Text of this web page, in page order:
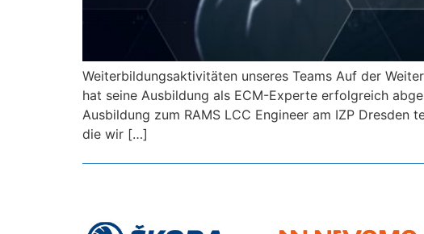
Weiterbildungsaktivitäten unseres Teams Auf der
hat seine Ausbildung als ECM-Experte erfolgreich
Ausbildung zum RAMS LCC Engineer am IZP
die wir […]